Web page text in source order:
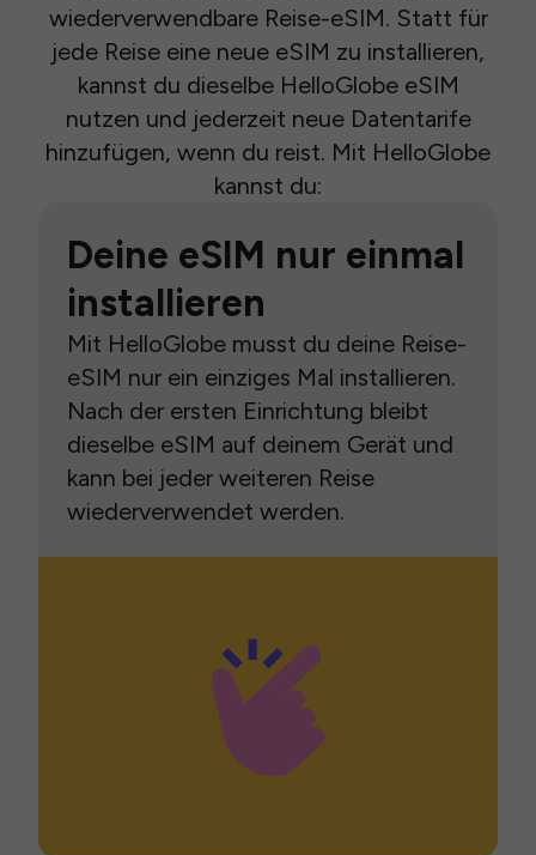
wiederverwendbare Reise-eSIM. Statt für
jede Reise eine neue eSIM zu installieren,
kannst du dieselbe HelloGlobe eSIM
nutzen und jederzeit neue Datentarife
hinzufügen, wenn du reist. Mit HelloGlobe
kannst du:
Deine eSIM nur einmal
installieren
Mit HelloGlobe musst du deine Reise-
eSIM nur ein einziges Mal installieren.
Nach der ersten Einrichtung bleibt
dieselbe eSIM auf deinem Gerät und
kann bei jeder weiteren Reise
wiederverwendet werden.